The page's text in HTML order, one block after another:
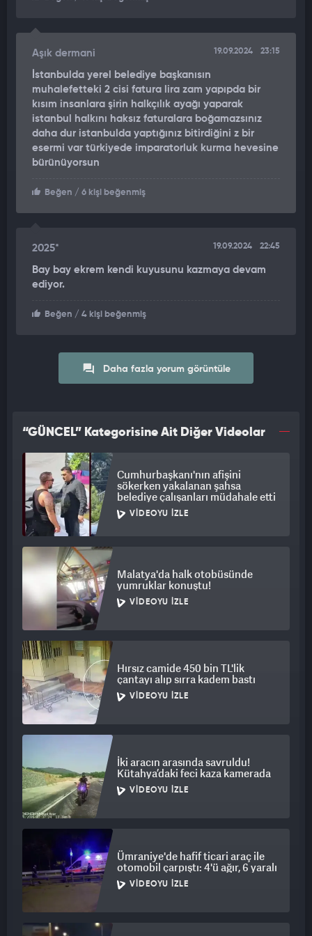
Bununla uğraşan kim varsa benim yol arkadaşım değildir,
Aşık dermani 19.09.2024 23:15
İstanbulda yerel belediye başkanısın
muhalefetteki 2 cisi fatura lira zam yapıpda bir
kısım insanlara şirin halkçılık ayağı yaparak
istanbul halkını haksız faturalara boğamazsınız
daha dur istanbulda yaptığınız bitirdiğini z bir
esermi var türkiyede imparatorluk kurma hevesine
bürünüyorsun
Beğen / 6 kişi beğenmiş
2025* 19.09.2024 22:45
Bay bay ekrem kendi kuyusunu kazmaya devam
ediyor.
Beğen / 4 kişi beğenmiş
Daha fazla yorum görüntüle
“GÜNCEL” Kategorisine Ait Diğer Videolar
Cumhurbaşkanı'nın afişini
sökerken yakalanan şahsa
belediye çalışanları müdahale etti
VIDEOYU İZLE
Malatya'da halk otobüsünde
yumruklar konuştu!
VIDEOYU İZLE
Hırsız camide 450 bin TL'lik
çantayı alıp sırra kadem bastı
VIDEOYU İZLE
İki aracın arasında savruldu!
Kütahya’daki feci kaza kamerada
VIDEOYU İZLE
Ümraniye'de hafif ticari araç ile
otomobil çarpıştı: 4'ü ağır, 6 yaralı
VIDEOYU İZLE